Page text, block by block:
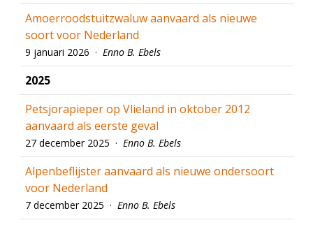
Amoerroodstuitzwaluw aanvaard als nieuwe
soort voor Nederland
9 januari 2026 · Enno B. Ebels
2025
Petsjorapieper op Vlieland in oktober 2012
aanvaard als eerste geval
27 december 2025 · Enno B. Ebels
Alpenbeflijster aanvaard als nieuwe ondersoort
voor Nederland
7 december 2025 · Enno B. Ebels